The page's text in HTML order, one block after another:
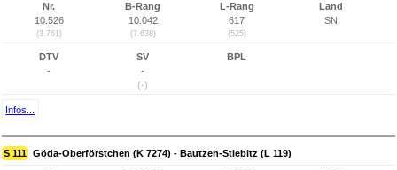
Nr.
10.526
(3.761)
B-Rang
10.042
(7.638)
L-Rang
617
(525)
Land
SN
DTV
-
SV
-
(-)
BPL
Infos...
S 111 Göda-Oberförstchen (K 7274) - Bautzen-Stiebitz (L 119)